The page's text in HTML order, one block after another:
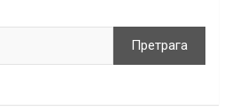
Претрага